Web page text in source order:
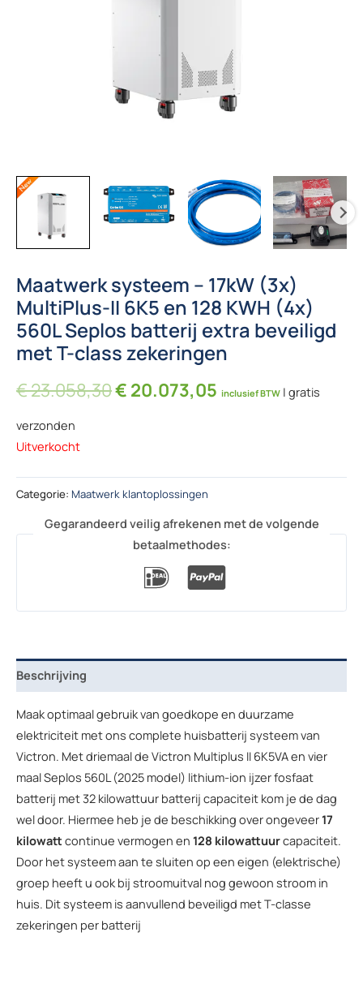
Maatwerk systeem – 17kW (3x)
MultiPlus-II 6K5 en 128 KWH (4x)
560L Seplos batterij extra beveiligd
met T-class zekeringen
€23.058,30Oorspronkelijke prijs was: €
€ 20.073,05 Huidige prijs is:
inclusief BTW | gratis
verzonden
Uitverkocht
Categorie: Maatwerk klantoplossingen
Gegarandeerd veilig afrekenen met de volgende
betaalmethodes:
Beschrijving
Maak optimaal gebruik van goedkope en duurzame
elektriciteit met ons complete huisbatterij systeem van
Victron. Met driemaal de Victron Multiplus II 6K5VA en vier
maal Seplos 560L (2025 model) lithium-ion ijzer fosfaat
batterij met 32 kilowattuur batterij capaciteit kom je de dag
wel door. Hiermee heb je de beschikking over ongeveer17
kilowatt continue vermogen en 128 kilowattuurcapaciteit.
Door het systeem aan te sluiten op een eigen (elektrische)
groep heeft u ook bij stroomuitval nog gewoon stroom in
huis. Dit systeem is aanvullend beveiligd met T-classe
zekeringen per batterij